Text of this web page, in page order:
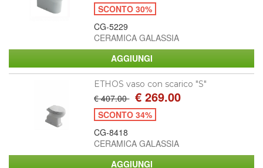
SCONTO 30%
CG-5229
CERAMICA GALASSIA
ETHOS vaso con scarico "S"
€ 407.00 € 269.00
SCONTO 34%
CG-8418
CERAMICA GALASSIA